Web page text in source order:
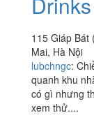
4.0 / 5
Drinks
115 Giáp Bát
Mai, Hà Nội